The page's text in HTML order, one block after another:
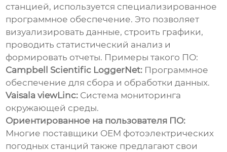
станцией, используется специализированное
программное обеспечение. Это позволяет
визуализировать данные, строить графики,
проводить статистический анализ и
формировать отчеты. Примеры такого ПО:
Campbell Scientific LoggerNet: Программное
обеспечение для сбора и обработки данных.
Vaisala viewLinc: Система мониторинга
окружающей среды.
Ориентированное на пользователя ПО:
Многие поставщики OEM фотоэлектрических
погодных станций также предлагают свои